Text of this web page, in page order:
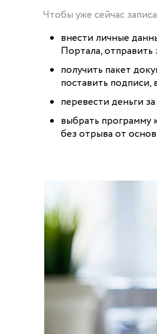
Чтобы уже сейчас
внести личные
Портала, отправить
получить пакет
поставить
перевести деньги
выбрать программу
без отрыва от